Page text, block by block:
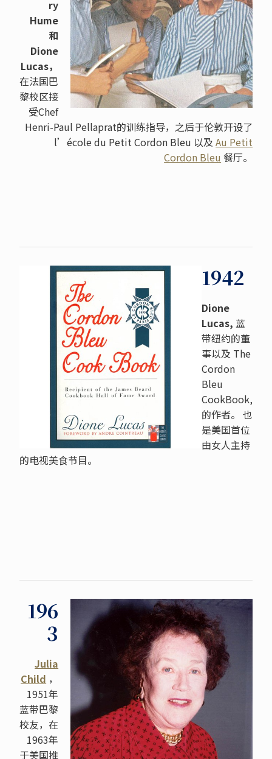
ry
Hume
和
Dione
Lucas，
在法国巴
黎校区接
受Chef
Henri-Paul Pellaprat的训练指导，之后于伦敦开设了
l’école du Petit Cordon Bleu 以及Au Petit
Cordon Bleu 餐厅。
1942
Dione
Lucas, 蓝
带纽约的董
事以及 The
Cordon
Bleu
CookBook,
的作者。 也
是美国首位
由女人主持
的电视美食节目。
196
3
Julia
Child ，
1951年
蓝带巴黎
校友，在
1963年
于美国推